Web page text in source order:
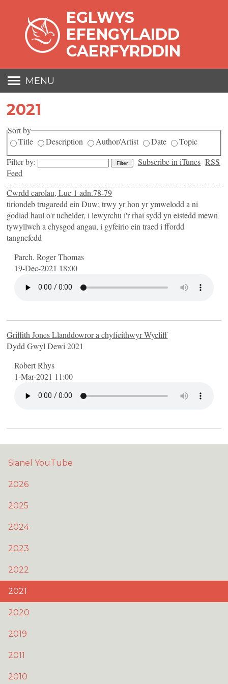
EGLWYS
EFENGYLAIDD
CAERFYRDDIN
MENU
Newyddion
Cyfarfodydd
Suliau Hydref - Rhagfyr 2025
Suliau Ionawr - Mawrth 2026
Suliau Gorffennaf - Medi 2026
Suliau Hydref - Rhagfyr 2026
Pregethau
Sianel YouTube
2025
2021
2020
2019
2011
2010
2009
Credo
2021
Sort by
Title
Description Author/Artist Date
Topic
Filter by:
Subscribe in iTunes RSS
Feed
Cwrdd carolau, Luc 1 adn.78-79
tiriondeb trugaredd ein Duw; trwy yr hon yr ymwelodd a ni
godiad haul o'r uchelder, i lewyrchu i'r rhai sydd yn eistedd mewn
tywyllwch a chysgod angau, i gyfeirio ein traed i ffordd
tangnefedd
Parch. Roger Thomas
19-Dec-2021 18:00
Griffith Jones Llanddowror a chyfieithwyr Wycliff
Dydd Gwyl Dewi 2021
Robert Rhys
1-Mar-2021 11:00
Sianel YouTube
2026
2025
2024
2023
2022
2021
2020
2019
2011
2010